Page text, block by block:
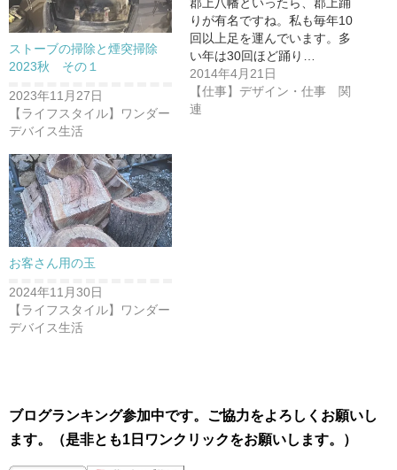
ストーブの掃除と煙突掃除
2023秋 その１
2023年11月27日
【ライフスタイル】ワンダー
デバイス生活
りが有名ですね。私も毎年10
回以上足を運んでいます。多
い年は30回ほど踊り…
2014年4月21日
【仕事】デザイン・仕事 関
連
お客さん用の玉
2024年11月30日
【ライフスタイル】ワンダー
デバイス生活
ブログランキング参加中です。ご協力をよろしくお願いし
ます。（是非とも1日ワンクリックをお願いします。）